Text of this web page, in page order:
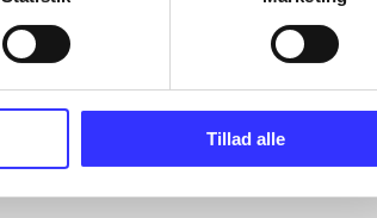
Tillad alle